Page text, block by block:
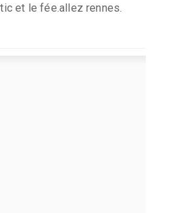
et le fée.allez rennes.